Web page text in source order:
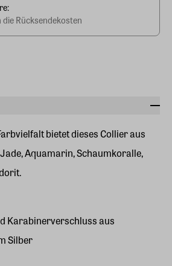
bietet dieses Collier aus
Aquamarin, Schaumkoralle,
Karabinerverschluss aus
Silber
Rücksendekosten